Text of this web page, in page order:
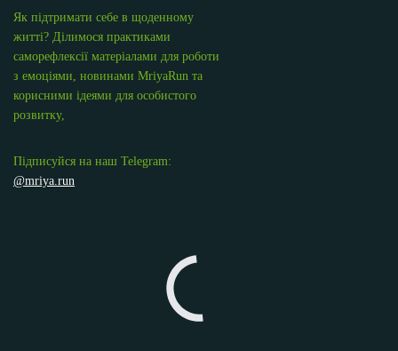
Як підтримати себе в щоденному
житті? Ділимося практиками
саморефлексії матеріалами для роботи
з емоціями, новинами MriyaRun та
корисними ідеями для особистого
розвитку,
Підписуйся на наш Telegram:
@mriya.run